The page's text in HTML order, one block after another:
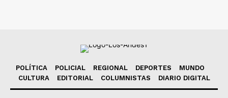
POLÍTICA POLICIAL REGIONAL DEPORTES
MUNDO
CULTURA
EDITORIAL COLUMNISTAS DIARIO DIGITAL